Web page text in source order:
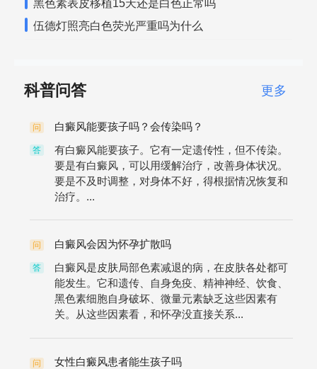
黑色素表皮移植15天还是白色正常吗
伍德灯照亮白色荧光严重吗为什么
科普问答 更多
问 白癜风能要孩子吗？会传染吗？
答
有白癜风能要孩子。它有一定遗传性，但不传染。
要是有白癜风，可以用缓解治疗，改善身体状况。
要是不及时调整，对身体不好，得根据情况恢复和
治疗。...
问 白癜风会因为怀孕扩散吗
答
白癜风是皮肤局部色素减退的病，在皮肤各处都可
能发生。它和遗传、自身免疫、精神神经、饮食、
黑色素细胞自身破坏、微量元素缺乏这些因素有
关。从这些因素看，和怀孕没直接关系...
问 女性白癜风患者能生孩子吗